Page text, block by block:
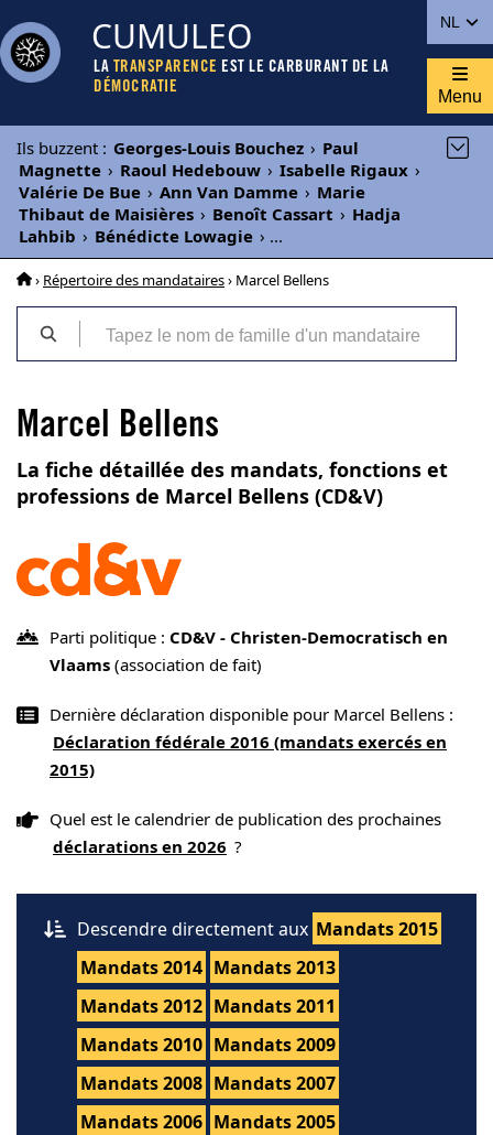
NL
CUMULEO
LA TRANSPARENCE EST LE CARBURANT DE LA
DÉMOCRATIE
Menu
Ils buzzent : Georges-Louis Bouchez › Paul
Magnette › Raoul Hedebouw › Isabelle Rigaux ›
Valérie De Bue › Ann Van Damme › Marie
Thibaut de Maisières › Benoît Cassart › Hadja
Lahbib › Bénédicte Lowagie › ...
› Répertoire des mandataires› Marcel Bellens
Marcel Bellens
La fiche détaillée des mandats, fonctions et
professions de Marcel Bellens (CD&V)
Parti politique : CD&V - Christen-Democratisch en
Vlaams (association de fait)
Dernière déclaration disponible pour Marcel Bellens :
Déclaration fédérale 2016 (mandats exercés en
2015)
Quel est le calendrier de publication des prochaines
déclarations en 2026 ?
Descendre directement aux Mandats 2015
Mandats 2014 Mandats 2013
Mandats 2012 Mandats 2011
Mandats 2010 Mandats 2009
Mandats 2008 Mandats 2007
Mandats 2006 Mandats 2005